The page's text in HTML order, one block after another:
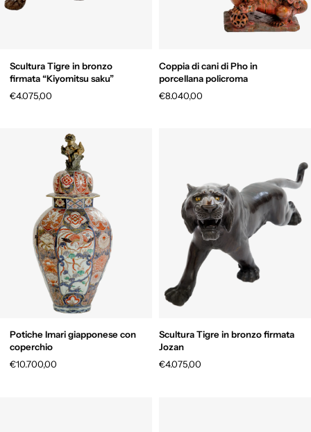
Scultura Tigre in bronzo
firmata “Kiyomitsu saku”
€4.075,00
Coppia di cani di Pho in
porcellana policroma
€8.040,00
Potiche Imari giapponese con
coperchio
€10.700,00
Scultura Tigre in bronzo firmata
Jozan
€4.075,00